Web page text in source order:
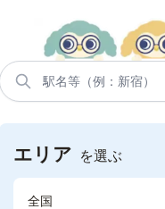
エリア を選ぶ
全国